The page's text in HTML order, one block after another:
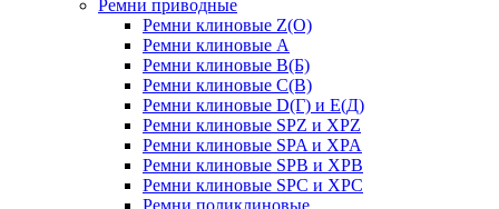
Ремни приводные
Ремни клиновые Z(О)
Ремни клиновые А
Ремни клиновые В(Б)
Ремни клиновые С(В)
Ремни клиновые D(Г) и Е(Д)
Ремни клиновые SPZ и XPZ
Ремни клиновые SPA и XPA
Ремни клиновые SPB и XPB
Ремни клиновые SPC и XPC
Ремни поликлиновые